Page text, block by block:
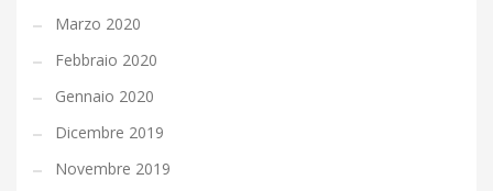
Marzo 2020
Febbraio 2020
Gennaio 2020
Dicembre 2019
Novembre 2019